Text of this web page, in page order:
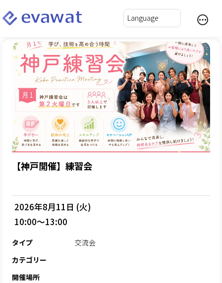
【神戸開催】練習会
2026年8月11日 (火)
10:00～13:00
タイプ
交流会
カテゴリー
開催場所